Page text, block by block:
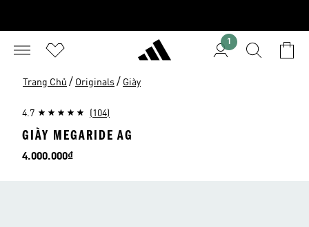
1
Trang Chủ / Originals / Giày
4.7 (104)
GIÀY MEGARIDE AG
Giá
4.000.000₫